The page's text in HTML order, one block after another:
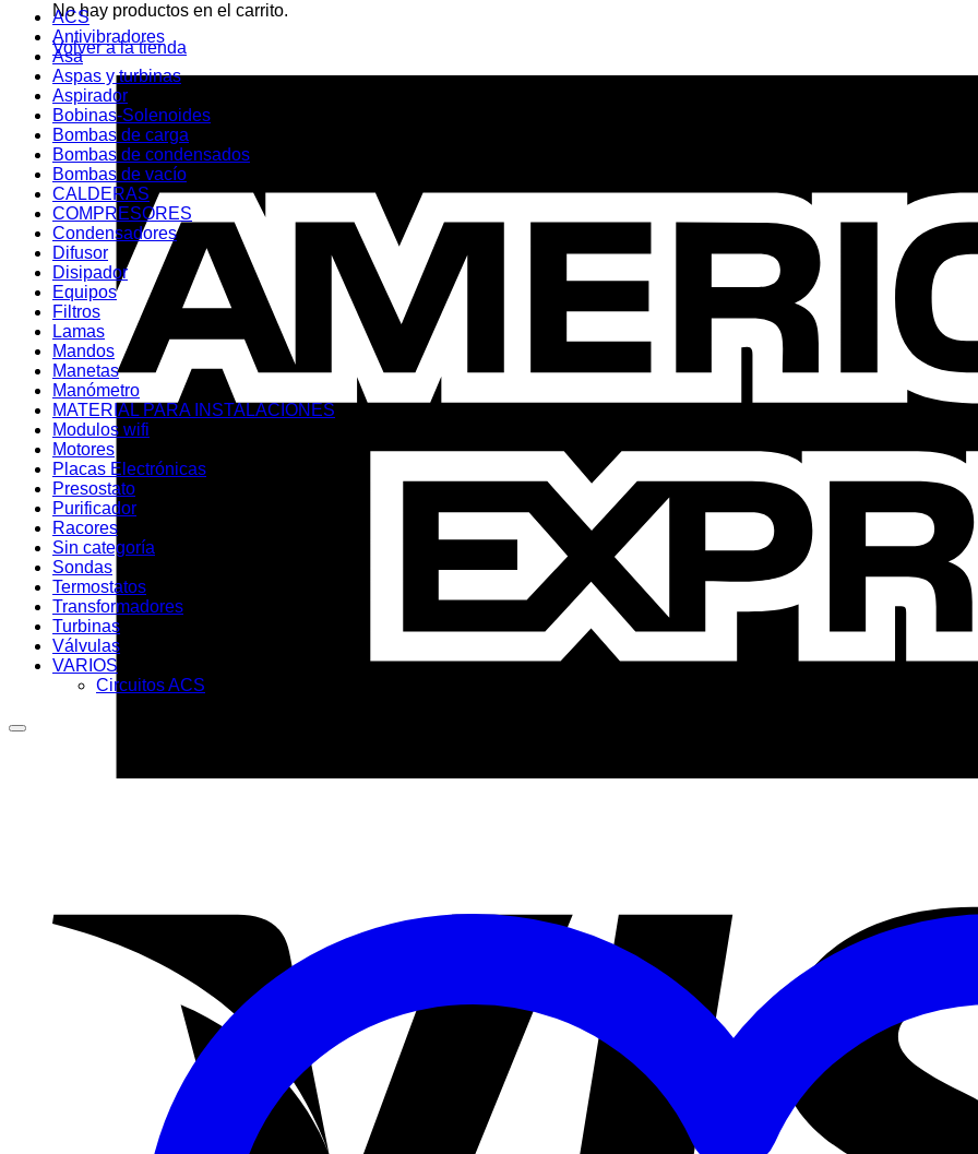
No hay productos en el carrito.
Volver a la tienda
ACS
Antivibradores
Asa
Aspas y turbinas
Aspirador
Bobinas-Solenoides
Bombas de carga
Bombas de condensados
Bombas de vacío
CALDERAS
COMPRESORES
Condensadores
Difusor
Disipador
Equipos
Filtros
Lamas
Mandos
Manetas
Manómetro
MATERIAL PARA INSTALACIONES
Modulos wifi
Motores
Placas Electrónicas
Presostato
Purificador
Racores
Sin categoría
Sondas
Termostatos
Transformadores
Turbinas
Válvulas
VARIOS
Circuitos ACS